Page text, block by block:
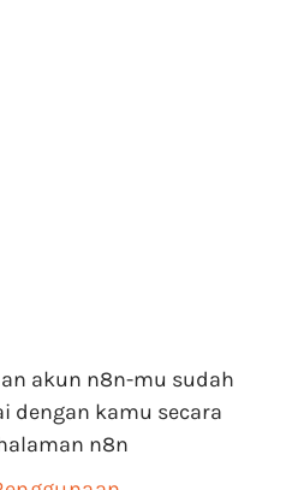
akun n8n-mu sudah
dengan kamu secara
n8n